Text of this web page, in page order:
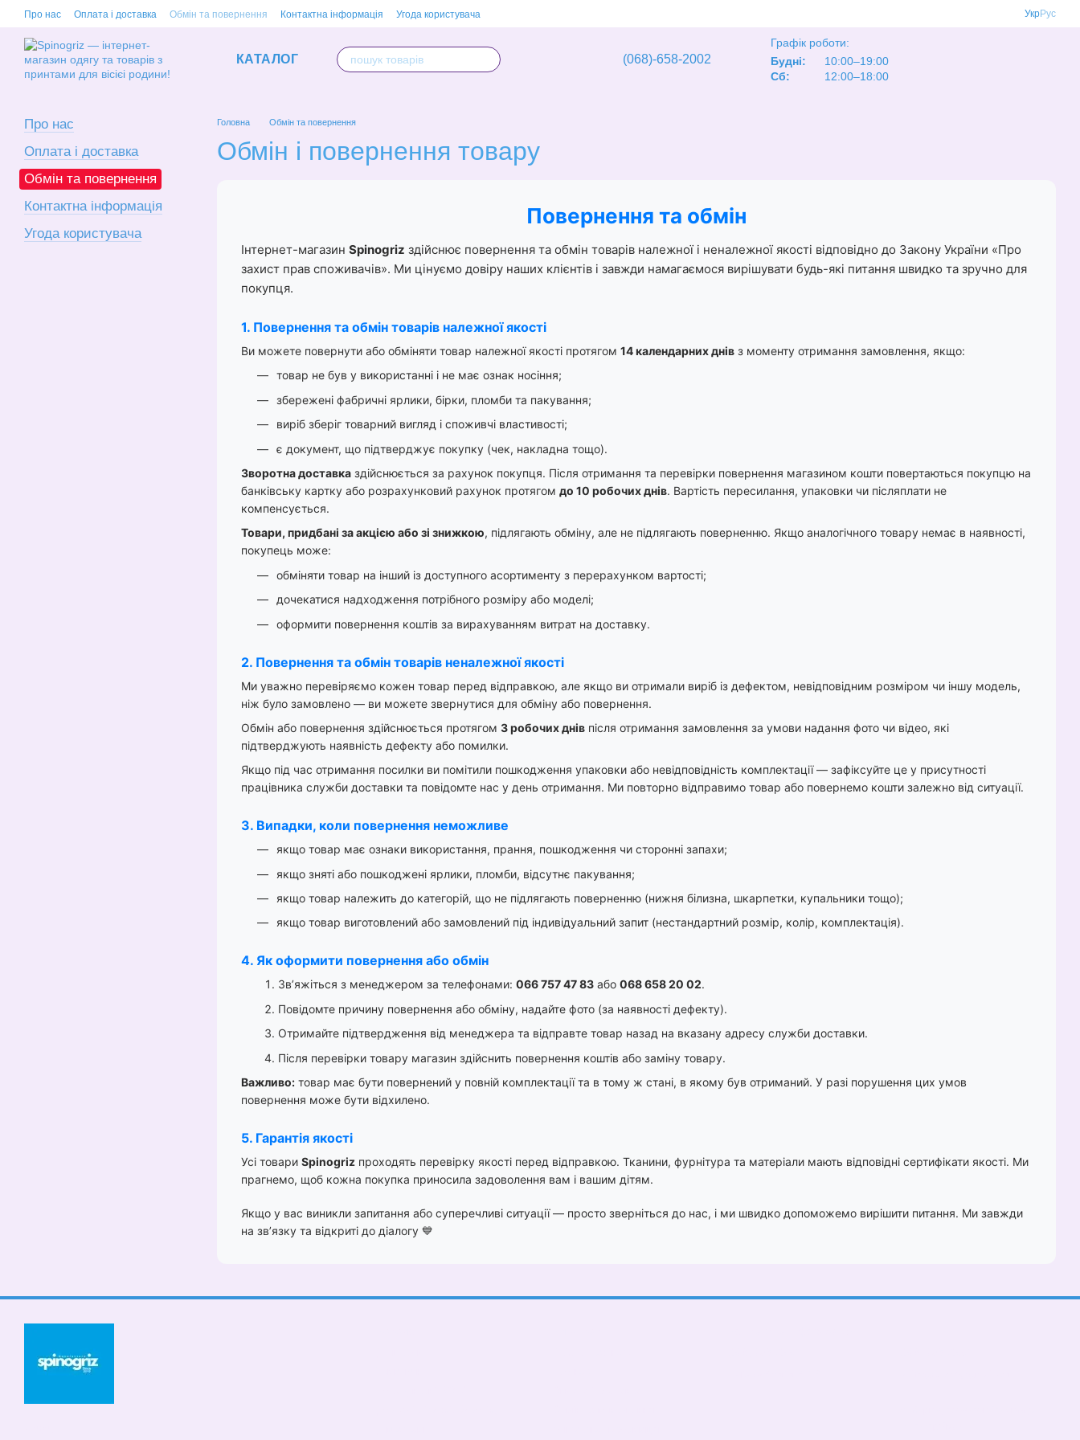
Перейти до основного контенту
Про нас Оплата і доставка Обмін та повернення Контактна інформація Угода користувача УкрРус
КАТАЛОГ (068)-658-2002
Графік роботи:
Будні:
10:00–19:00
Сб:
12:00–18:00
Головна Обмін та повернення
Обмін і повернення товару
Повернення та обмін
Інтернет-магазин Spinogriz здійснює повернення та обмін товарів належної і неналежної якості відповідно до Закону України «Про
захист прав споживачів». Ми цінуємо довіру наших клієнтів і завжди намагаємося вирішувати будь-які питання швидко та зручно для
покупця.
1. Повернення та обмін товарів належної якості
Ви можете повернути або обміняти товар належної якості протягом 14 календарних днів з моменту отримання замовлення, якщо:
товар не був у використанні і не має ознак носіння;
збережені фабричні ярлики, бірки, пломби та пакування;
виріб зберіг товарний вигляд і споживчі властивості;
є документ, що підтверджує покупку (чек, накладна тощо).
Зворотна доставка здійснюється за рахунок покупця. Після отримання та перевірки повернення магазином кошти повертаються покупцю на
банківську картку або розрахунковий рахунок протягом до 10 робочих днів. Вартість пересилання, упаковки чи післяплати не
компенсується.
Товари, придбані за акцією або зі знижкою, підлягають обміну, але не підлягають поверненню. Якщо аналогічного товару немає в наявності,
покупець може:
обміняти товар на інший із доступного асортименту з перерахунком вартості;
дочекатися надходження потрібного розміру або моделі;
оформити повернення коштів за вирахуванням витрат на доставку.
2. Повернення та обмін товарів неналежної якості
Ми уважно перевіряємо кожен товар перед відправкою, але якщо ви отримали виріб із дефектом, невідповідним розміром чи іншу модель,
ніж було замовлено — ви можете звернутися для обміну або повернення.
Обмін або повернення здійснюється протягом 3 робочих днів після отримання замовлення за умови надання фото чи відео, які
підтверджують наявність дефекту або помилки.
Якщо під час отримання посилки ви помітили пошкодження упаковки або невідповідність комплектації — зафіксуйте це у присутності
працівника служби доставки та повідомте нас у день отримання. Ми повторно відправимо товар або повернемо кошти залежно від ситуації.
3. Випадки, коли повернення неможливе
якщо товар має ознаки використання, прання, пошкодження чи сторонні запахи;
якщо зняті або пошкоджені ярлики, пломби, відсутнє пакування;
якщо товар належить до категорій, що не підлягають поверненню (нижня білизна, шкарпетки, купальники тощо);
якщо товар виготовлений або замовлений під індивідуальний запит (нестандартний розмір, колір, комплектація).
4. Як оформити повернення або обмін
Зв’яжіться з менеджером за телефонами: 066 757 47 83 або 068 658 20 02.
Повідомте причину повернення або обміну, надайте фото (за наявності дефекту).
Отримайте підтвердження від менеджера та відправте товар назад на вказану адресу служби доставки.
Після перевірки товару магазин здійснить повернення коштів або заміну товару.
Важливо: товар має бути повернений у повній комплектації та в тому ж стані, в якому був отриманий. У разі порушення цих умов
повернення може бути відхилено.
5. Гарантія якості
Усі товари Spinogriz проходять перевірку якості перед відправкою. Тканини, фурнітура та матеріали мають відповідні сертифікати якості. Ми
прагнемо, щоб кожна покупка приносила задоволення вам і вашим дітям.
Якщо у вас виникли запитання або суперечливі ситуації — просто зверніться до нас, і ми швидко допоможемо вирішити питання. Ми завжди
на зв’язку та відкриті до діалогу 💙
Про нас
Оплата і доставка
Обмін та повернення
Контактна інформація
Угода користувача